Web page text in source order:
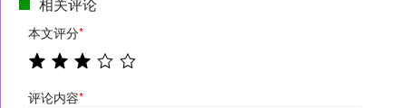
本文评分*
评论内容*